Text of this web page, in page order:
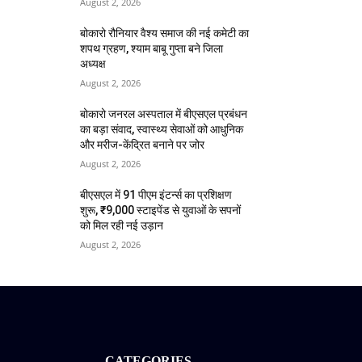
बोकारो रौनियार वैश्य समाज की नई कमेटी का
शपथ ग्रहण, श्याम बाबू गुप्ता बने जिला
अध्यक्ष
August 2, 2026
बोकारो जनरल अस्पताल में बीएसएल प्रबंधन
का बड़ा संवाद, स्वास्थ्य सेवाओं को आधुनिक
और मरीज-केंद्रित बनाने पर जोर
August 2, 2026
बीएसएल में 91 पीएम इंटर्न्स का प्रशिक्षण
शुरू, ₹9,000 स्टाइपेंड से युवाओं के सपनों
को मिल रही नई उड़ान
August 2, 2026